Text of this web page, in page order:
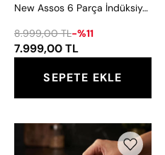
Seti
New Assos 6 Parça İndüksiyon Tabanlı Çelik Midi Tencere Seti
8.999,00 TL-%11
7.999,00 TL
SEPETE EKLE
New